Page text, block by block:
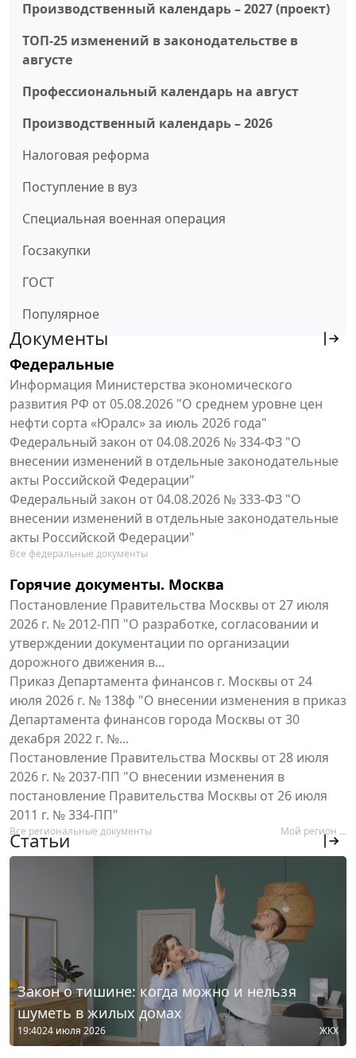
Производственный календарь – 2027 (проект)
ТОП-25 изменений в законодательстве в
августе
Профессиональный календарь на август
Производственный календарь – 2026
Налоговая реформа
Поступление в вуз
Специальная военная операция
Госзакупки
ГОСТ
Популярное
Документы
Федеральные
Информация Министерства экономического
развития РФ от 05.08.2026 "О среднем уровне цен
нефти сорта «Юралс» за июль 2026 года"
Федеральный закон от 04.08.2026 № 334-ФЗ "О
внесении изменений в отдельные законодательные
акты Российской Федерации"
Федеральный закон от 04.08.2026 № 333-ФЗ "О
внесении изменений в отдельные законодательные
акты Российской Федерации"
Все федеральные документы
Горячие документы. Москва
Постановление Правительства Москвы от 27 июля
2026 г. № 2012-ПП "О разработке, согласовании и
утверждении документации по организации
дорожного движения в...
Приказ Департамента финансов г. Москвы от 24
июля 2026 г. № 138ф "О внесении изменения в приказ
Департамента финансов города Москвы от 30
декабря 2022 г. №...
Постановление Правительства Москвы от 28 июля
2026 г. № 2037-ПП "О внесении изменения в
постановление Правительства Москвы от 26 июля
2011 г. № 334-ПП"
Все региональные документы Мой регион ...
Статьи
Закон о тишине: когда можно и нельзя
шуметь в жилых домах
19:4024 июля 2026 ЖКХ